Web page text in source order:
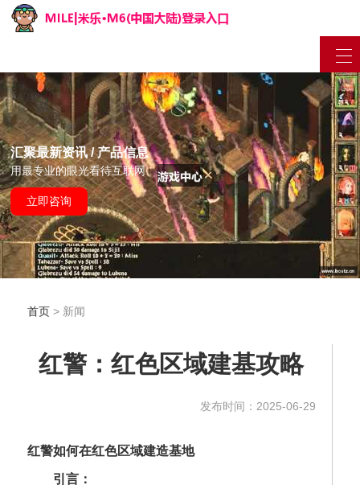
汇聚最新资讯 / 产品信息
用最专业的眼光看待互联网
立即咨询
首页> 新闻
红警：红色区域建基攻略
发布时间：2025-06-29
红警如何在红色区域建造基地
引言：